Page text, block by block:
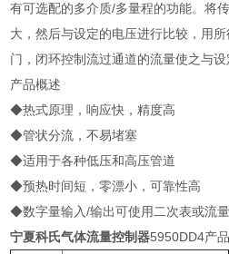
有可选配的多介质/多量程的功能。将
大，然后与设定的电压进行比较，用
门，闭环控制流过通道的流量使之与设
产品概述
◆热式原理，响应快，精度高
◆管状分流，不易堵塞
◆适用于各种低压和高压管道
◆预热时间短，零漂小，可靠性高
◆数字量输入/输出可使用二次表或流
宁夏科氏气体流量控制器5950DD4产